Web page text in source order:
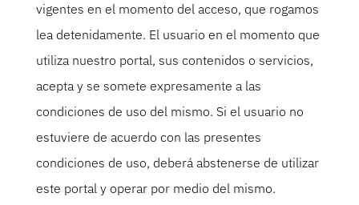
vigentes en el momento del acceso, que rogamos
lea detenidamente. El usuario en el momento que
utiliza nuestro portal, sus contenidos o servicios,
acepta y se somete expresamente a las
condiciones de uso del mismo. Si el usuario no
estuviere de acuerdo con las presentes
condiciones de uso, deberá abstenerse de utilizar
este portal y operar por medio del mismo.